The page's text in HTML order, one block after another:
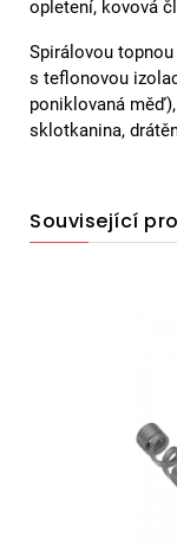
opletení, kovová
Spirálovou
s teflonovou
poniklovaná
sklotkanina,
Související